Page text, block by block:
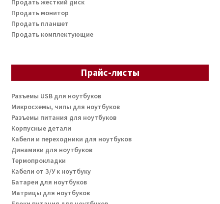
Продать монитор
Продать планшет
Продать комплектующие
Прайс-листы
Разъемы USB для ноутбуков
Микросхемы, чипы для ноутбуков
Разъемы питания для ноутбуков
Корпусные детали
Кабели и переходники для ноутбуков
Динамики для ноутбуков
Термопрокладки
Кабели от З/У к ноутбуку
Батареи для ноутбуков
Матрицы для ноутбуков